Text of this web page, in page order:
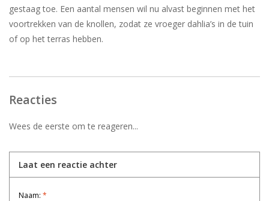
gestaag toe. Een aantal mensen wil nu alvast beginnen met het
voortrekken van de knollen, zodat ze vroeger dahlia’s in de tuin
of op het terras hebben.
Reacties
Wees de eerste om te reageren...
Laat een reactie achter
Naam: *